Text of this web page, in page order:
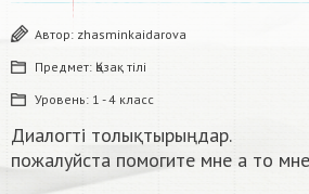
Автор: zhasminkaidarova
Предмет: Қазақ тiлi
Уровень: 1 - 4 класс
Диалогті толықтырыңдар.
пожалуйста помогите мне а то